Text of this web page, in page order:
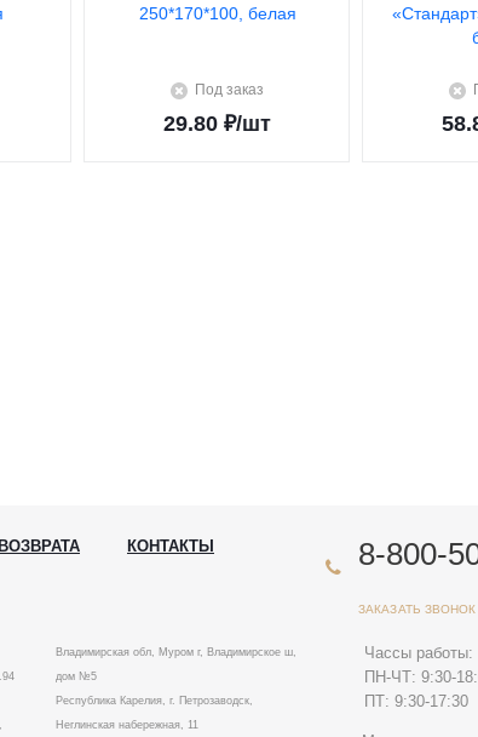
250*170*100, белая
Под заказ
29.80 ₽/шт
КОНТАКТЫ
Владимирская обл, Муром г, Владимирское ш,
дом №5
Республика Карелия, г. Петрозаводск,
Неглинская набережная, 11
8-800-
ЗАКАЗАТЬ ЗВОНОК
Чассы работы:
ПН-ЧТ: 9:30-
ПТ: 9:30-17:30